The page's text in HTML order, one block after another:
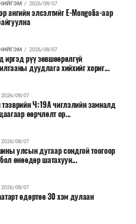
2026/08/07
ангийн элсэлтийг E-Mongolia-аар
2026/08/07
иргэд рүү зөвшөөрөлгүй
дуудлага хийхийг хориг...
2026/08/07
тээврийн Ч:19А чиглэлийн замналд
өөрчлөлт ор...
2026/08/07
улсын дугаар сондгой тоогоор
өнөөдөр шатахуун...
2026/08/07
өдөртөө 30 хэм дулаан